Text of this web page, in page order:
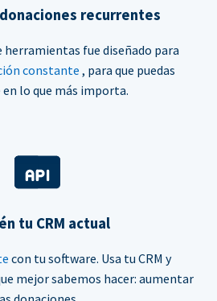
recurrentes
fue diseñado para
constante , para que puedas
lo que más importa.
tu CRM actual
con tu software. Usa tu CRM y
mejor sabemos hacer: aumentar